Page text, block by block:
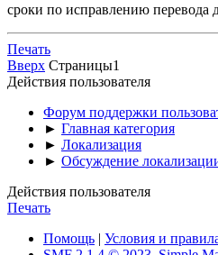
сроки по исправлению перевода
Печать
Вверх Страницы1
Действия пользователя
Форум поддержки
► Главная категория
► Локализация
► Обсуждение
Действия пользователя
Печать
Помощь | Условия и